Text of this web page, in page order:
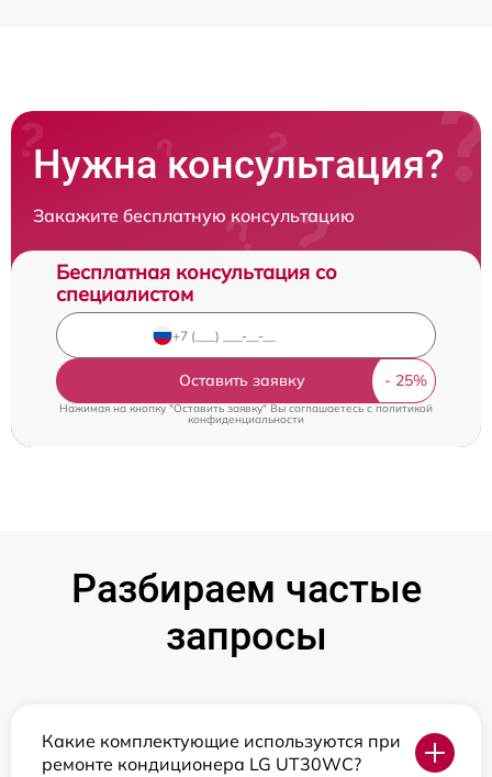
Нужна консультация?
Закажите бесплатную консультацию
Бесплатная консультация со
специалистом
Оставить заявку
Нажимая на кнопку "Оставить заявку" Вы соглашаетесь cполитикой
конфиденциальности
Разбираем частые
запросы
Какие комплектующие используются при
ремонте кондиционера LG UT30WC?